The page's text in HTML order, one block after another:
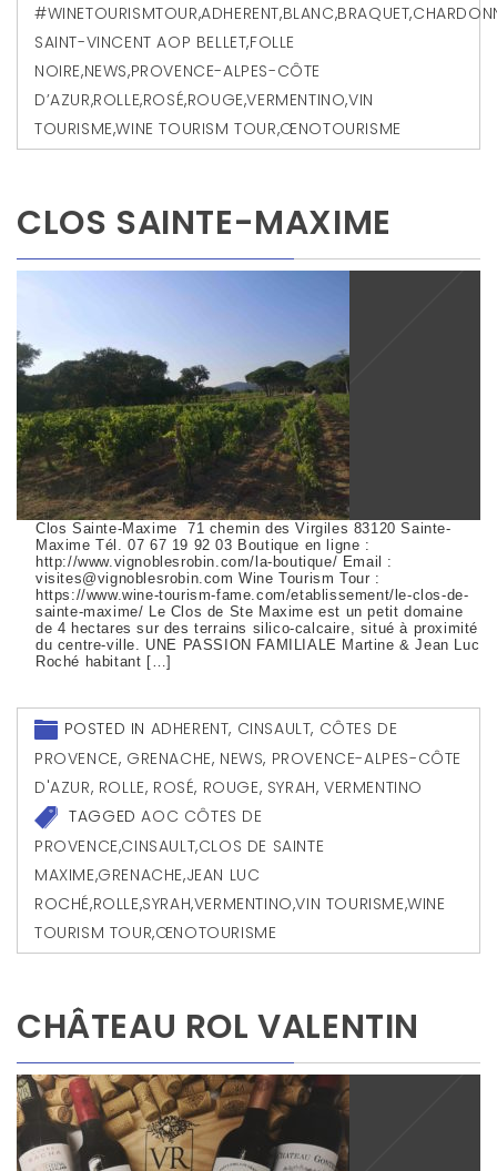
#WINETOURISMTOUR,ADHERENT,BLANC,BRAQUET,
SAINT-VINCENT AOP BELLET,FOLLE
NOIRE,NEWS,PROVENCE-ALPES-CÔTE
D’AZUR,ROLLE,ROSÉ,ROUGE,VERMENTINO,VIN
TOURISME,WINE TOURISM TOUR,ŒNOTOURISME
CLOS SAINTE-MAXIME
Clos Sainte-Maxime 71 chemin des Virgiles 83120 Sainte-
Maxime Tél. 07 67 19 92 03 Boutique en ligne :
http://www.vignoblesrobin.com/la-boutique/ Email :
visites@vignoblesrobin.com Wine Tourism Tour :
https://www.wine-tourism-fame.com/etablissement/le-clos-de-
sainte-maxime/ Le Clos de Ste Maxime est un petit domaine
de 4 hectares sur des terrains silico-calcaire, situé à proximité
du centre-ville. UNE PASSION FAMILIALE Martine & Jean Luc
Roché habitant […]
POSTED IN ADHERENT, CINSAULT, CÔTES DE
PROVENCE, GRENACHE, NEWS, PROVENCE-ALPES-CÔTE
D'AZUR, ROLLE, ROSÉ, ROUGE, SYRAH,VERMENTINO
TAGGEDAOC CÔTES DE
PROVENCE,CINSAULT,CLOS DE SAINTE
MAXIME,GRENACHE,JEAN LUC
ROCHÉ,ROLLE,SYRAH,VERMENTINO,VIN TOURISME,WINE
TOURISM TOUR,ŒNOTOURISME
CHÂTEAU ROL VALENTIN